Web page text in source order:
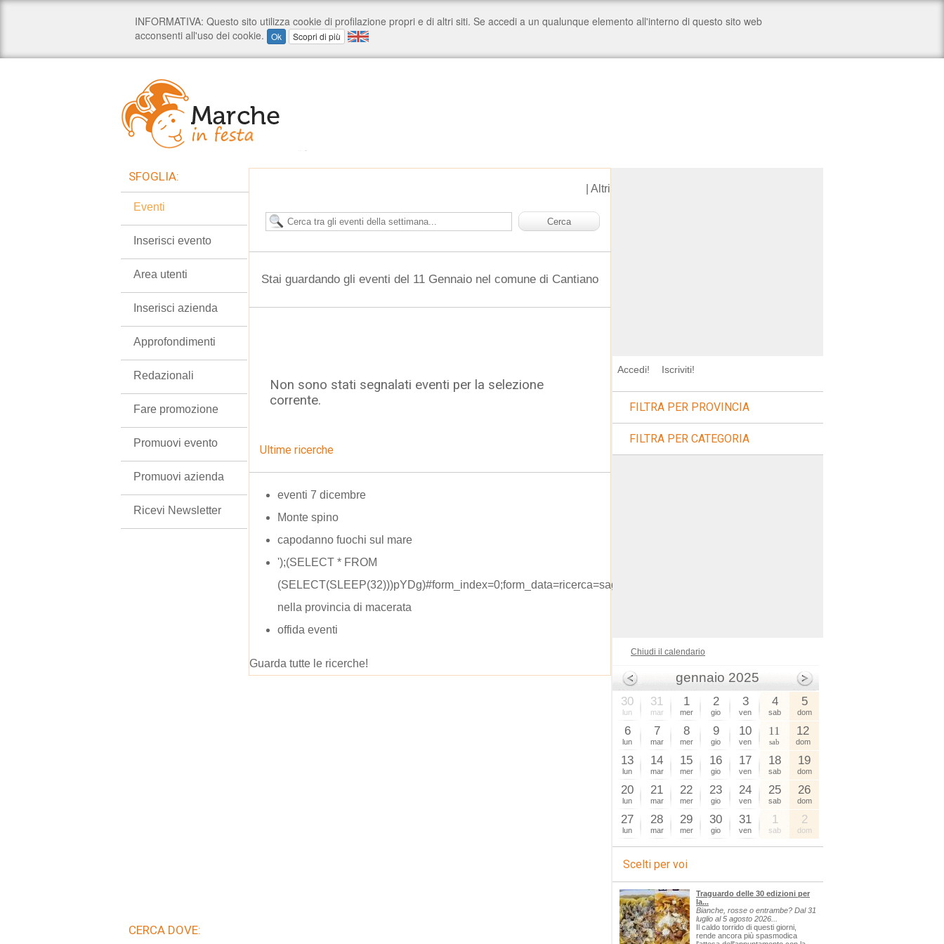
Altri
Stai guardando gli eventi del 11 Gennaio nel comune di Cantiano
Non sono stati segnalati eventi per la selezione
corrente.
Ultime ricerche
eventi 7 dicembre
Monte spino
capodanno fuochi sul mare
');(SELECT * FROM
(SELECT(SLEEP(32)))pYDg)#form_index=0;form_data=ricerca=sagre
nella provincia di macerata
offida eventi
Guarda tutte le ricerche!
SFOGLIA:
Eventi
Inserisci evento
Area utenti
Inserisci azienda
Approfondimenti
Redazionali
Fare promozione
Promuovi evento
Promuovi azienda
Ricevi Newsletter
CERCA DOVE:
Accedi! Iscriviti!
FILTRA PER PROVINCIA
FILTRA PER CATEGORIA
Chiudi il calendario
gennaio 2025
30
lun
31
mar
1
mer
2
gio
3
ven
4
sab
5
dom
6
lun
7
mar
8
mer
9
gio
10
ven
11
sab
12
dom
13
lun
14
mar
15
mer
16
gio
17
ven
18
sab
19
dom
20
lun
21
mar
22
mer
23
gio
24
ven
25
sab
26
dom
27
lun
28
mar
29
mer
30
gio
31
ven
1
sab
2
dom
Scelti per voi
Traguardo delle 30 edizioni per
la...
Bianche, rosse o entrambe? Dal 31
luglio al 5 agosto 2026...
Il caldo torrido di questi giorni,
rende ancora più spasmodica